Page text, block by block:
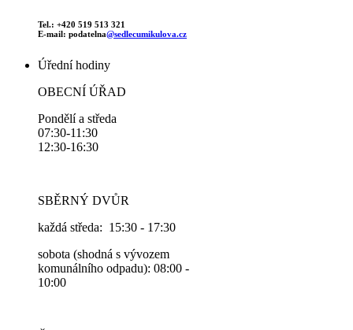
Tel.: +420 519 513 321
E-mail: podatelna@sedlecumikulova.cz
Úřední hodiny
OBECNÍ ÚŘAD
Pondělí a středa
07:30-11:30
12:30-16:30
SBĚRNÝ DVŮR
každá středa: 15:30 - 17:30
sobota (shodná s vývozem
komunálního odpadu): 08:00 -
10:00